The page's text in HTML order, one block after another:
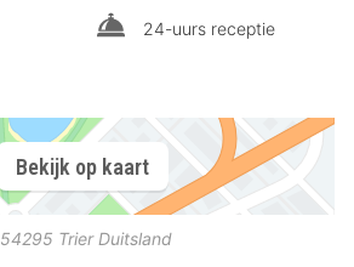
24-uurs receptie
Bekijk op kaart
54295 Trier Duitsland